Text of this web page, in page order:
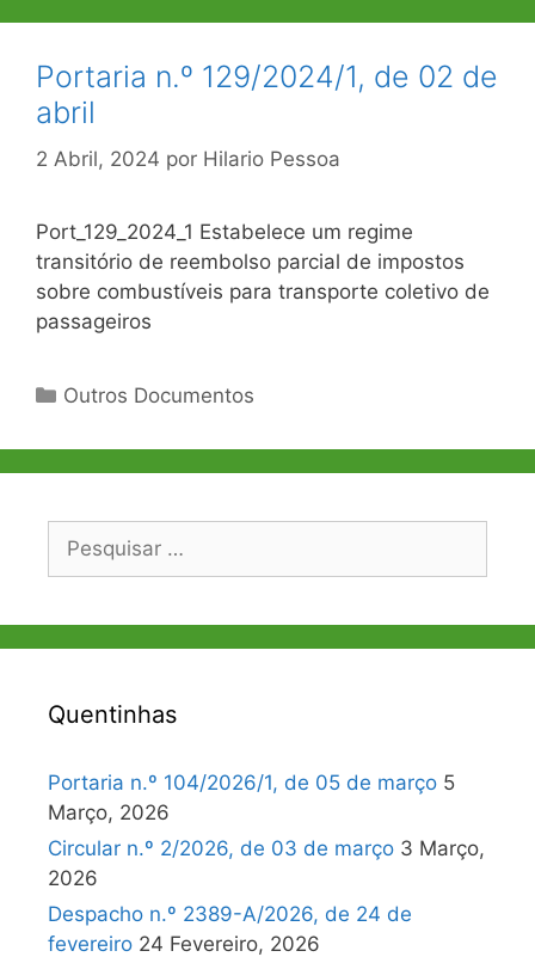
Portaria n.º 129/2024/1, de 02 de
abril
2 Abril, 2024 por Hilario Pessoa
Port_129_2024_1 Estabelece um regime
transitório de reembolso parcial de impostos
sobre combustíveis para transporte coletivo de
passageiros
Categorias
Outros Documentos
por:
Quentinhas
Portaria n.º 104/2026/1, de 05 de março 5
Março, 2026
Circular n.º 2/2026, de 03 de março 3 Março,
2026
Despacho n.º 2389-A/2026, de 24 de
fevereiro 24 Fevereiro, 2026